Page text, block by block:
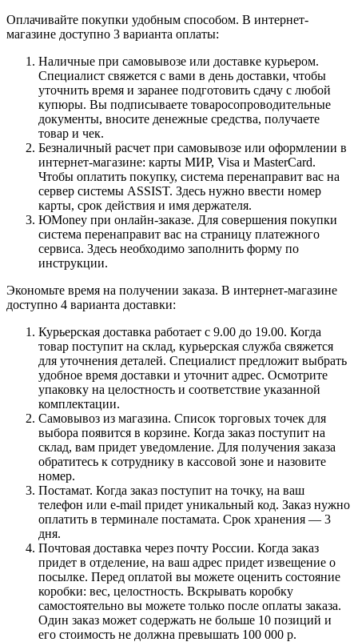
Оплачивайте покупки удобным способом. В интернет-
магазине доступно 3 варианта оплаты:
Наличные при самовывозе или доставке курьером.
Специалист свяжется с вами в день доставки, чтобы
уточнить время и заранее подготовить сдачу с любой
купюры. Вы подписываете товаросопроводительные
документы, вносите денежные средства, получаете
товар и чек.
Безналичный расчет при самовывозе или оформлении в
интернет-магазине: карты МИР, Visa и MasterCard.
Чтобы оплатить покупку, система перенаправит вас на
сервер системы ASSIST. Здесь нужно ввести номер
карты, срок действия и имя держателя.
ЮMoney при онлайн-заказе. Для совершения покупки
система перенаправит вас на страницу платежного
сервиса. Здесь необходимо заполнить форму по
инструкции.
Экономьте время на получении заказа. В интернет-магазине
доступно 4 варианта доставки:
Курьерская доставка работает с 9.00 до 19.00. Когда
товар поступит на склад, курьерская служба свяжется
для уточнения деталей. Специалист предложит выбрать
удобное время доставки и уточнит адрес. Осмотрите
упаковку на целостность и соответствие указанной
комплектации.
Самовывоз из магазина. Список торговых точек для
выбора появится в корзине. Когда заказ поступит на
склад, вам придет уведомление. Для получения заказа
обратитесь к сотруднику в кассовой зоне и назовите
номер.
Постамат. Когда заказ поступит на точку, на ваш
телефон или e-mail придет уникальный код. Заказ нужно
оплатить в терминале постамата. Срок хранения — 3
дня.
Почтовая доставка через почту России. Когда заказ
придет в отделение, на ваш адрес придет извещение о
посылке. Перед оплатой вы можете оценить состояние
коробки: вес, целостность. Вскрывать коробку
самостоятельно вы можете только после оплаты заказа.
Один заказ может содержать не больше 10 позиций и
его стоимость не должна превышать 100 000 р.